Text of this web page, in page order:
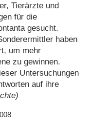
Tierärzte und
für die
gesucht.
haben
um mehr
zu gewinnen.
Untersuchungen
auf ihre